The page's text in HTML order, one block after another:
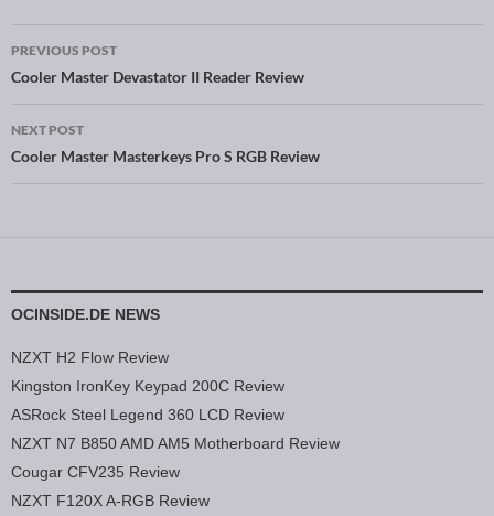
Post navigation
PREVIOUS POST
Cooler Master Devastator II Reader Review
NEXT POST
Cooler Master Masterkeys Pro S RGB Review
OCINSIDE.DE NEWS
NZXT H2 Flow Review
Kingston IronKey Keypad 200C Review
ASRock Steel Legend 360 LCD Review
NZXT N7 B850 AMD AM5 Motherboard Review
Cougar CFV235 Review
NZXT F120X A-RGB Review